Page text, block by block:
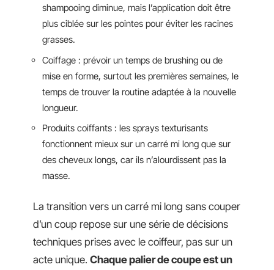
shampooing diminue, mais l’application doit être
plus ciblée sur les pointes pour éviter les racines
grasses.
Coiffage : prévoir un temps de brushing ou de
mise en forme, surtout les premières semaines, le
temps de trouver la routine adaptée à la nouvelle
longueur.
Produits coiffants : les sprays texturisants
fonctionnent mieux sur un carré mi long que sur
des cheveux longs, car ils n’alourdissent pas la
masse.
La transition vers un carré mi long sans couper
d’un coup repose sur une série de décisions
techniques prises avec le coiffeur, pas sur un
acte unique. Chaque palier de coupe est un